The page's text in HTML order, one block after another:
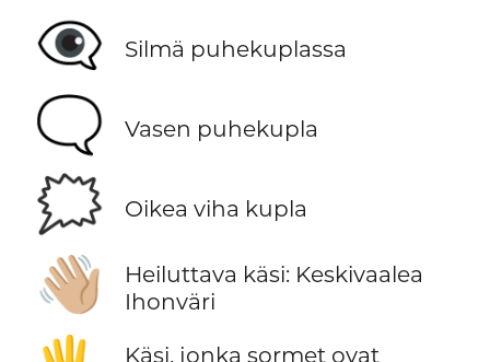
👁️‍🗨️ Silmä puhekuplassa
🗨️ Vasen puhekupla
🗯️ Oikea viha kupla
👋🏼
Heiluttava käsi: Keskivaalea
Ihonväri
Käsi, jonka sormet ovat